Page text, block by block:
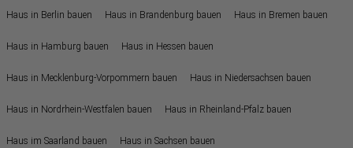
Haus in Berlin bauen Haus in Brandenburg bauen Haus in Bremen bauen
Haus in Hamburg bauen Haus in Hessen bauen
Haus in Mecklenburg-Vorpommern bauen Haus in Niedersachsen bauen
Haus in Nordrhein-Westfalen bauen Haus in Rheinland-Pfalz bauen
Haus im Saarland bauen Haus in Sachsen bauen